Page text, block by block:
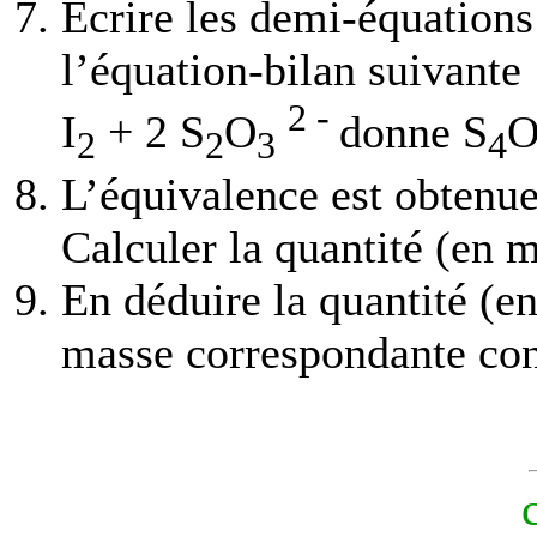
Ecrire les demi-
l’équation-bilan suivante
I2 + 2 S2O3
2 - donne S4
L’équivalence est
Calculer la quantité (en
En déduire la quantité
masse correspondante